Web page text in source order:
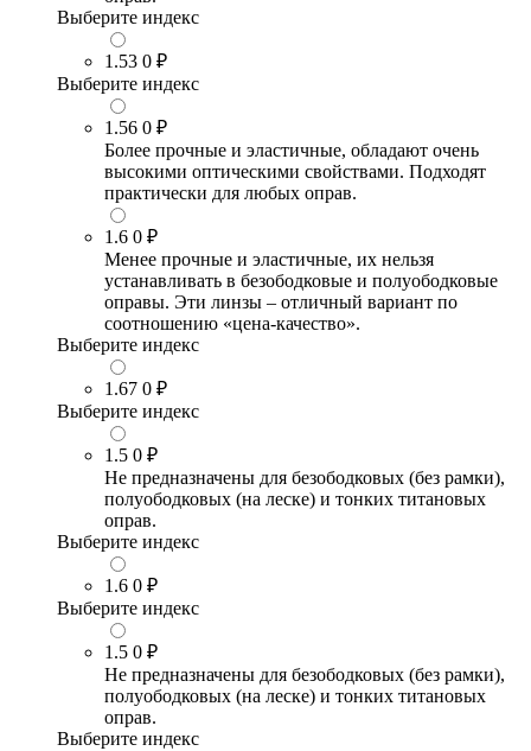
Выберите индекс
1.53 0 ₽
Выберите индекс
1.56 0 ₽
Более прочные и эластичные, обладают очень
высокими оптическими свойствами. Подходят
практически для любых оправ.
1.6 0 ₽
Менее прочные и эластичные, их нельзя
устанавливать в безободковые и полуободковые
оправы. Эти линзы – отличный вариант по
соотношению «цена-качество».
Выберите индекс
1.67 0 ₽
Выберите индекс
1.5 0 ₽
Не предназначены для безободковых (без рамки),
полуободковых (на леске) и тонких титановых
оправ.
Выберите индекс
1.6 0 ₽
Выберите индекс
1.5 0 ₽
Не предназначены для безободковых (без рамки),
полуободковых (на леске) и тонких титановых
оправ.
Выберите индекс